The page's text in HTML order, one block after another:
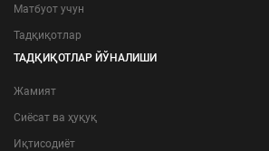
Матбуот учун
Тадқиқотлар
ТАДҚИҚОТЛАР ЙЎНАЛИШИ
Жамият
Сиёсат ва ҳуқуқ
Иқтисодиёт